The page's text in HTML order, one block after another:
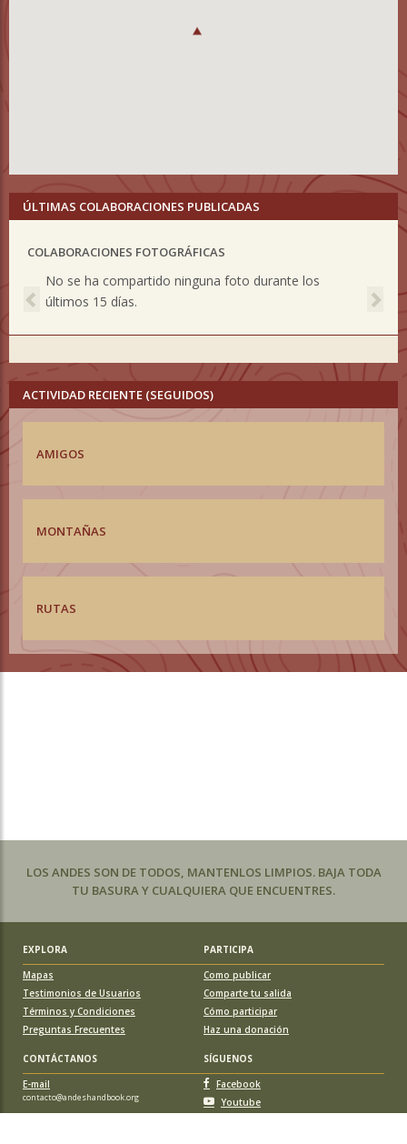
ÚLTIMAS COLABORACIONES PUBLICADAS
COLABORACIONES FOTOGRÁFICAS
No se ha compartido ninguna foto durante los
últimos 15 días.
Previous
ACTIVIDAD RECIENTE (SEGUIDOS)
AMIGOS
MONTAÑAS
RUTAS
LOS ANDES SON DE TODOS, MANTENLOS LIMPIOS. BAJA TODA
TU BASURA Y CUALQUIERA QUE ENCUENTRES.
EXPLORA
PARTICIPA
Mapas
Testimonios de Usuarios
Términos y Condiciones
Preguntas Frecuentes
Como publicar
Comparte tu salida
Cómo participar
Haz una donación
CONTÁCTANOS
SÍGUENOS
E-mail
contacto@andeshandbook.org
Facebook
Youtube